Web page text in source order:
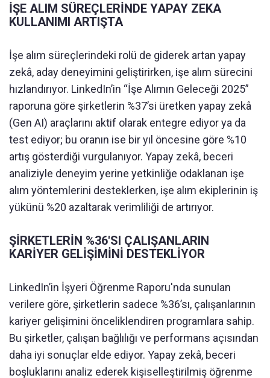
İŞE ALIM SÜREÇLERİNDE YAPAY ZEKA
KULLANIMI ARTIŞTA
İşe alım süreçlerindeki rolü de giderek artan yapay
zekâ, aday deneyimini geliştirirken, işe alım sürecini
hızlandırıyor. LinkedIn’in “İşe Alımın Geleceği 2025”
raporuna göre şirketlerin %37’si üretken yapay zekâ
(Gen AI) araçlarını aktif olarak entegre ediyor ya da
test ediyor; bu oranın ise bir yıl öncesine göre %10
artış gösterdiği vurgulanıyor. Yapay zekâ, beceri
analiziyle deneyim yerine yetkinliğe odaklanan işe
alım yöntemlerini desteklerken, işe alım ekiplerinin iş
yükünü %20 azaltarak verimliliği de artırıyor.
ŞİRKETLERİN %36'SI ÇALIŞANLARIN
KARİYER GELİŞİMİNİ DESTEKLİYOR
LinkedIn’in İşyeri Öğrenme Raporu'nda sunulan
verilere göre, şirketlerin sadece %36’sı, çalışanlarının
kariyer gelişimini önceliklendiren programlara sahip.
Bu şirketler, çalışan bağlılığı ve performans açısından
daha iyi sonuçlar elde ediyor. Yapay zekâ, beceri
boşluklarını analiz ederek kişiselleştirilmiş öğrenme